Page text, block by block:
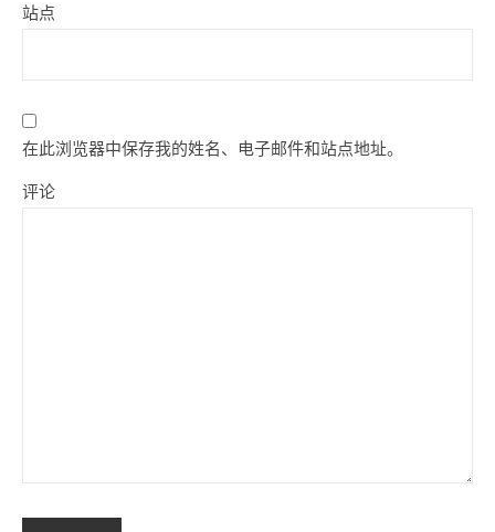
站点
在此浏览器中保存我的姓名、电子邮件和站点地址。
评论